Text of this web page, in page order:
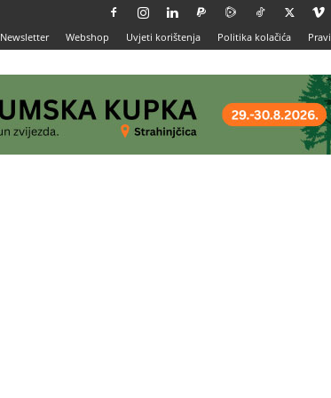
Newsletter Webshop Uvjeti korištenja Politika kolačića